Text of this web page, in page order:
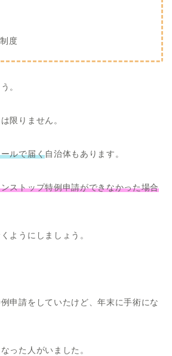
度
。
限りません。
ルで届く自治体もあります。
ストップ特例申請ができなかった場合
ようにしましょう。
申請をしていたけど、年末に手術にな
った人がいました。